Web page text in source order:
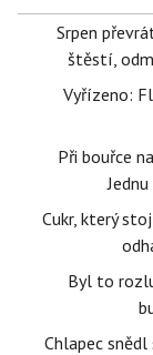
Srpen
štěstí,
Vyřízeno:
Při bouřce
Cukr, který
Byl to
Chlapec